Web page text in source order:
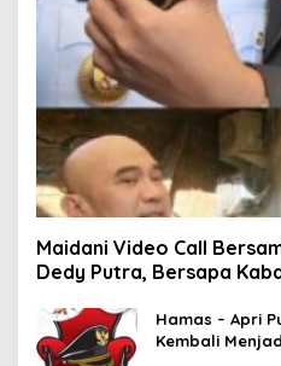
Maidani Video Call
Dedy Putra, Bersapa
Hamas – Apri
Kembali